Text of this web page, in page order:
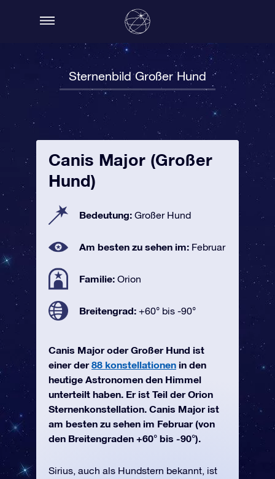
Sternenbild Großer Hund
Canis Major (Großer
Hund)
Bedeutung: Großer Hund
Am besten zu sehen im: Februar
Familie: Orion
Breitengrad: +60° bis -90°
Canis Major oder Großer Hund ist
einer der88 konstellationen in den
heutige Astronomen den Himmel
unterteilt haben. Er ist Teil der Orion
Sternenkonstellation. Canis Major ist
am besten zu sehen im Februar (von
den Breitengraden +60° bis -90°).
Sirius, auch als Hundstern bekannt, ist